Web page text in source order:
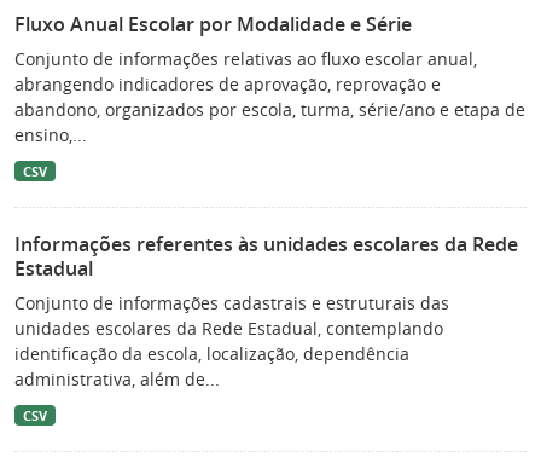
Fluxo Anual Escolar por Modalidade e Série
Conjunto de informações relativas ao fluxo escolar anual,
abrangendo indicadores de aprovação, reprovação e
abandono, organizados por escola, turma, série/ano e etapa de
ensino,...
CSV
Informações referentes às unidades escolares da Rede
Estadual
Conjunto de informações cadastrais e estruturais das
unidades escolares da Rede Estadual, contemplando
identificação da escola, localização, dependência
administrativa, além de...
CSV